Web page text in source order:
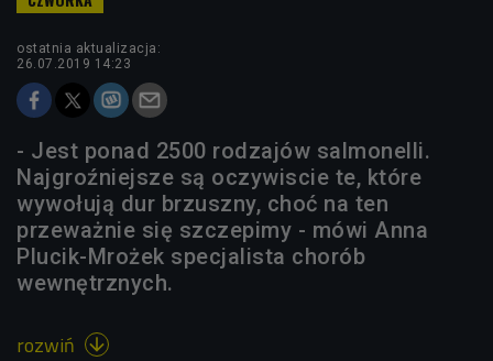
ostatnia aktualizacja:
26.07.2019 14:23
- Jest ponad 2500 rodzajów salmonelli.
Najgroźniejsze są oczywiscie te, które
wywołują dur brzuszny, choć na ten
przeważnie się szczepimy - mówi Anna
Plucik-Mrożek specjalista chorób
wewnętrznych.
rozwiń 